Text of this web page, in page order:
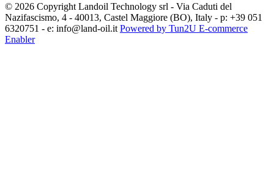
© 2026 Copyright Landoil Technology srl - Via Caduti del
Nazifascismo, 4 - 40013, Castel Maggiore (BO), Italy - p: +39 051
6320751 - e: info@land-oil.it Powered by Tun2U E-commerce
Enabler